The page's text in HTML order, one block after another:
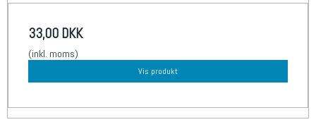
33,00 DKK
(inkl. moms)
Vis produkt